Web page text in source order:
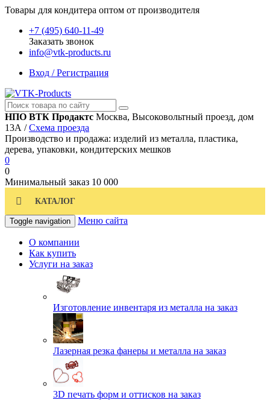
Товары для кондитера оптом от производителя
+7 (495) 640-11-49
Заказать звонок
info@vtk-products.ru
Вход / Регистрация
НПО ВТК Продактс Москва, Высоковольтный проезд, дом
13А /Схема проезда
Производство и продажа: изделий из металла, пластика,
дерева, упаковки, кондитерских мешков
0
0
Минимальный заказ 10 000
КАТАЛОГ
Toggle navigation Меню сайта
О компании
Как купить
Услуги на заказ
Изготовление инвентаря из металла на заказ
Лазерная резка фанеры и металла на заказ
3D печать форм и оттисков на заказ